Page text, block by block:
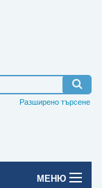
Разширено търсене
МЕНЮ